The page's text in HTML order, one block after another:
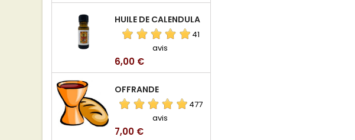
HUILE DE CALENDULA
41
avis
Prix
6,00 €
OFFRANDE
477
avis
Prix
7,00 €